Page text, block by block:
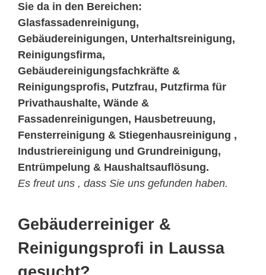
Sie da in den Bereichen:
Glasfassadenreinigung,
Gebäudereinigungen, Unterhaltsreinigung,
Reinigungsfirma,
Gebäudereinigungsfachkräfte &
Reinigungsprofis, Putzfrau, Putzfirma für
Privathaushalte, Wände &
Fassadenreinigungen, Hausbetreuung,
Fensterreinigung & Stiegenhausreinigung ,
Industriereinigung und Grundreinigung,
Entrümpelung & Haushaltsauflösung.
Es freut uns , dass Sie uns gefunden haben.
Gebäuderreiniger &
Reinigungsprofi in Laussa